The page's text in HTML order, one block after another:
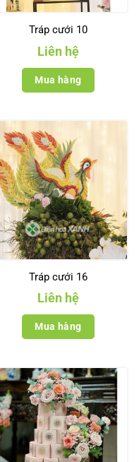
Tráp cưới 10
Liên hệ
Mua hàng
Tráp cưới 16
Liên hệ
Mua hàng